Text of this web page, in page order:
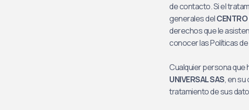
de contacto. Si el
generales delCENTRO
derechos que le
conocer las Políticas
Cualquier persona que
UNIVERSAL SAS, en
tratamiento de sus